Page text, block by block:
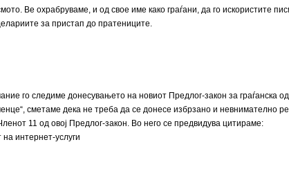
Ве охрабруваме, и од свое име како граѓани, да го искористите
за пристап до пратениците.
го следиме донесувањето на новиот Предлог-закон за граѓанска
сметаме дека не треба да се донесе избрзано и невнимателно
11 од овој Предлог-закон. Во него се предвидува цитираме:
интернет-услуги